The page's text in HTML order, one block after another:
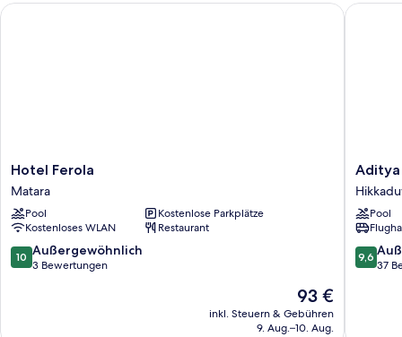
Hotel
Ferola
Matara
Hotel Ferola
Matara
Pool
Kostenlose Parkplätze
Kostenloses WLAN
Restaurant
10.0
von
10 Außergewöhnlich
3 Bewertungen
Der
Preis
beträgt
93 €
inkl. Steuern & Gebühren
9. Aug.–10. Aug.
Hotel Ferola
Aditya
Hotel
Pool
9.6
von
9,6
37
Aditya